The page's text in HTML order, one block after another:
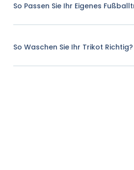
So Passen Sie Ihr Eigenes
So Waschen Sie Ihr Trikot Richtig?